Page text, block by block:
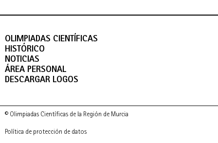
OLIMPIADAS CIENTÍFICAS
HISTÓRICO
NOTICIAS
ÁREA PERSONAL
DESCARGAR LOGOS
© Olimpiadas Científicas de la Región de Murcia
Política de protección de datos